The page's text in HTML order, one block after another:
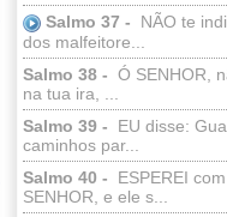
Salmo 37 -
NÃO te
dos malfeitore...
Salmo 38 - Ó SENHOR,
na tua ira, ...
Salmo 39 -
EU disse:
caminhos par...
Salmo 40 -
ESPEREI
SENHOR, e ele s...